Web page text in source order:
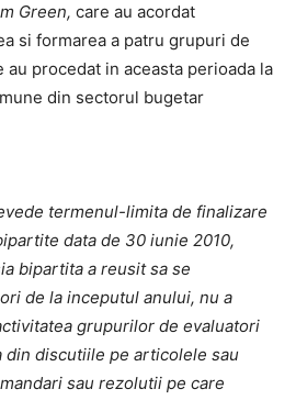
Green, care au acordat
si formarea a patru grupuri de
procedat in aceasta perioada la
din sectorul bugetar
termenul-limita de finalizare
data de 30 iunie 2010,
bipartita a reusit sa se
de la inceputul anului, nu a
grupurilor de evaluatori
din discutiile pe articolele sau
sau rezolutii pe care